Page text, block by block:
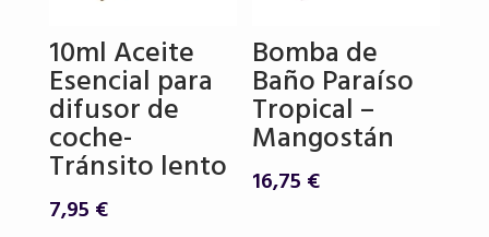
10ml Aceite
Esencial para
difusor de
coche-
Tránsito lento
7,95 €
Bomba de
Baño Paraíso
Tropical –
Mangostán
16,75 €